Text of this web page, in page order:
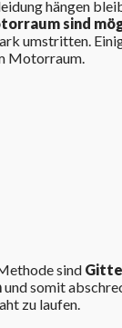
hängen
sind
umstritten.
Motorraum.
sind
und somit
zu laufen.